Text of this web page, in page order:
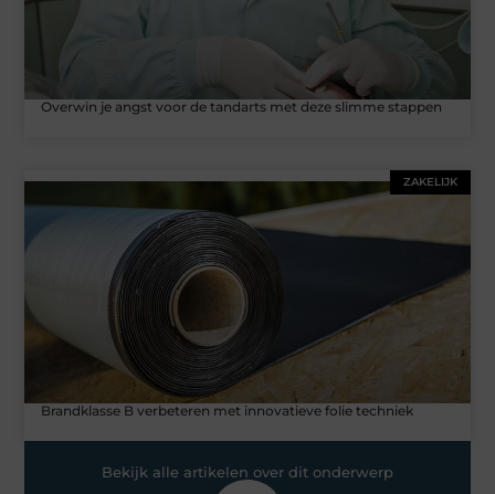
Overwin je angst voor de tandarts met deze slimme stappen
ZAKELIJK
Brandklasse B verbeteren met innovatieve folie techniek
Bekijk alle artikelen over dit onderwerp